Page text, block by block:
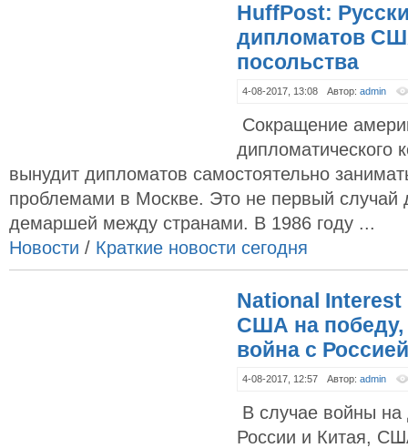
HuffPost:
дипломатов
посольства
4-08-2017, 13:08 Автор: admin
Сокращение
дипломатического
вынудит дипломатов самостоятельно
проблемами в Москве. Это не первый случай
демаршей между странами. В 1986 году ...
Новости / Краткие новости сегодня
National
США на победу,
война с Россией
4-08-2017, 12:57 Автор: admin
В случае войны
России и Китая,